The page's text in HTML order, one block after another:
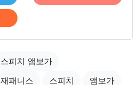
스피치 앰보가
재패니스 스피치
앰보가